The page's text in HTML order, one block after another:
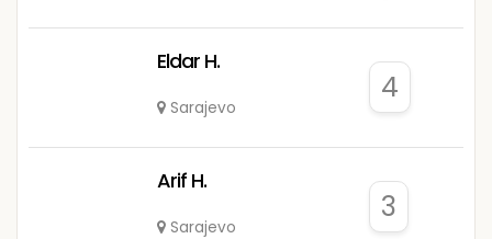
Eldar H.
Sarajevo
4
Arif H.
Sarajevo
3